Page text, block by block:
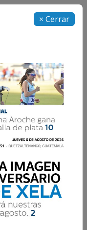
× Cerrar
al
17:00